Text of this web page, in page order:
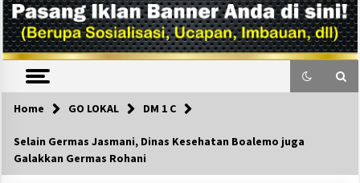
Home GO LOKAL DM 1 C
Selain Germas Jasmani, Dinas Kesehatan Boalemo juga
Galakkan Germas Rohani